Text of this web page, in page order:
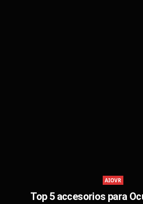
AIOVR
Top 5 accesorios para